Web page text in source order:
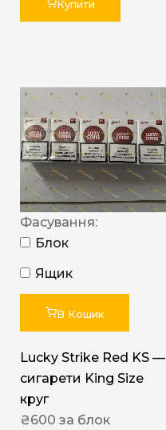
Купити
Фасування:
Блок
Ящик
В Кошик
Lucky Strike Red KS —
сигарети King Size
круг
₴600 за блок